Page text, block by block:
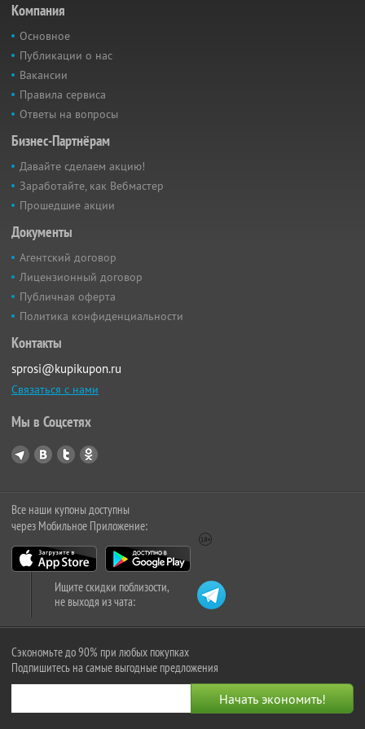
Компания
Основное
Публикации о нас
Вакансии
Правила сервиса
Ответы на вопросы
Бизнес-Партнёрам
Давайте сделаем акцию!
Заработайте, как Вебмастер
Прошедшие акции
Документы
Агентский договор
Лицензионный договор
Публичная оферта
Политика конфиденциальности
Контакты
sprosi@kupikupon.ru
Связаться с нами
Мы в Соцсетях
Все наши купоны доступны
через Мобильное Приложение:
Ищите скидки поблизости,
не выходя из чата:
Сэкономьте до 90% при любых покупках
Подпишитесь на самые выгодные предложения